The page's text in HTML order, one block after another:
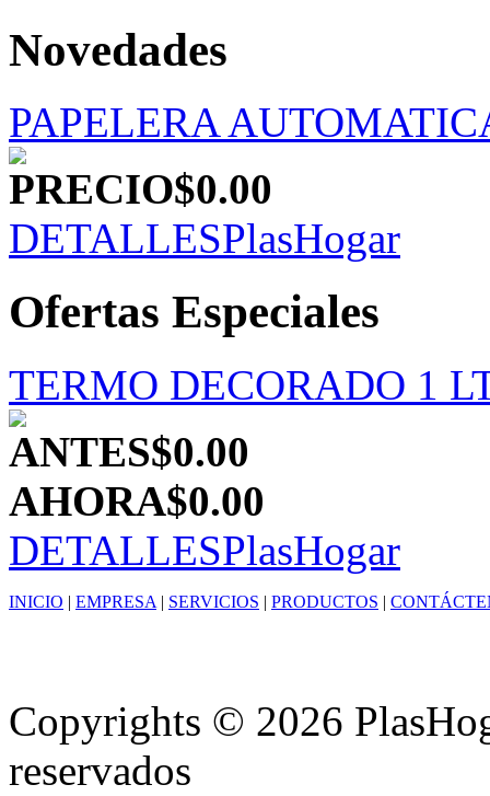
Novedades
PAPELERA
PRECIO$0.00
DETALLESPlasHogar
Ofertas Especiales
TERMO DECORADO 1
ANTES$0.00
AHORA$0.00
DETALLESPlasHogar
INICIO | EMPRESA | SERVICIOS | PRODUCTOS |
Copyrights © 2026
reservados